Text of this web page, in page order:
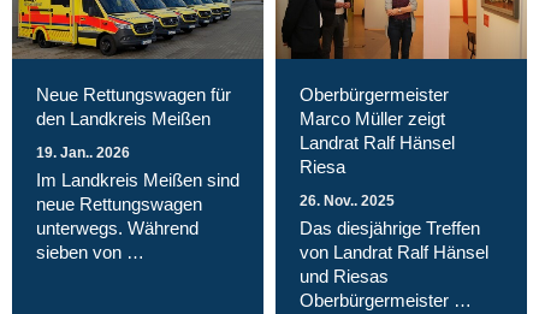
Neue Rettungswagen für
den Landkreis Meißen
19. Jan.. 2026
Im Landkreis Meißen sind
neue Rettungswagen
unterwegs. Während
sieben von …
Oberbürgermeister
Marco Müller zeigt
Landrat Ralf Hänsel
Riesa
26. Nov.. 2025
Das diesjährige Treffen
von Landrat Ralf Hänsel
und Riesas
Oberbürgermeister …